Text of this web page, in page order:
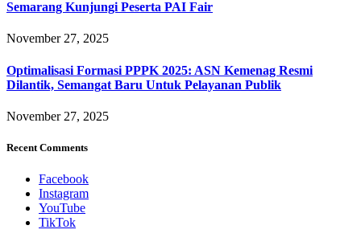
Semarang Kunjungi Peserta PAI Fair
November 27, 2025
Optimalisasi Formasi PPPK 2025: ASN Kemenag Resmi
Dilantik, Semangat Baru Untuk Pelayanan Publik
November 27, 2025
Recent Comments
Facebook
Instagram
YouTube
TikTok